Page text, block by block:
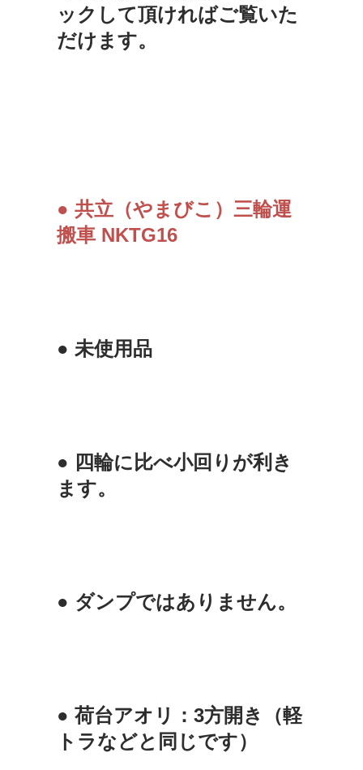
ックして頂ければご覧いた
だけます。
● 共立（やまびこ）三輪運
搬車 NKTG16
● 未使用品
● 四輪に比べ小回りが利き
ます。
● ダンプではありません。
● 荷台アオリ：3方開き（軽
トラなどと同じです）